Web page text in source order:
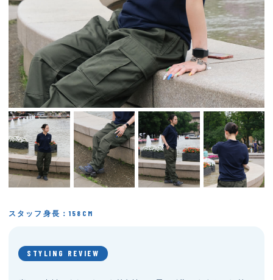
スタッフ身長：158CM
STYLING REVIEW